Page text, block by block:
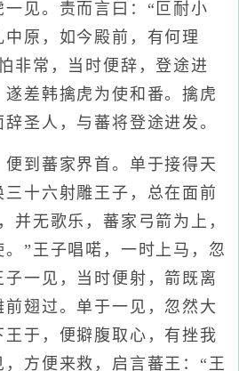
见。责而言曰：“叵耐小
原，如今殿前，有何理
非常，当时便辞，登途进
差韩擒虎为使和番。擒虎
圣人，与蕃将登途进发。
到蕃家界首。单于接得天
十六射雕王子，总在面前
并无歌乐，蕃家弓箭为上，
”王子唱喏，一时上马，忽
子一见，当时便射，箭既离
翅过。单于一见，忽然大
于，便擗腹取心，有挫我
方便来救，启言蕃王：“王